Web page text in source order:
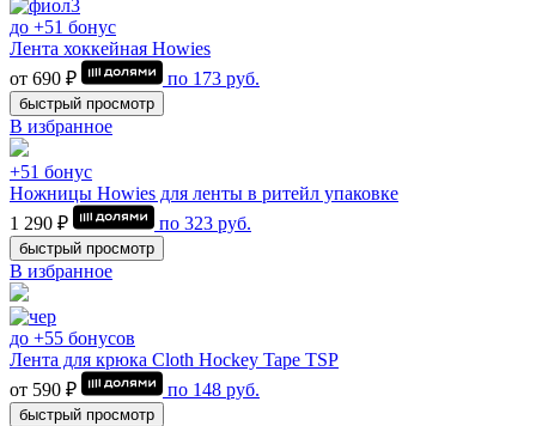
до +51 бонус
Лента хоккейная Howies
от 690 ₽
по 173 руб.
быстрый просмотр
В избранное
+51 бонус
Ножницы Howies для ленты в ритейл упаковке
1 290 ₽
по 323 руб.
быстрый просмотр
В избранное
до +55 бонусов
Лента для крюка Cloth Hockey Tape TSP
от 590 ₽
по 148 руб.
быстрый просмотр